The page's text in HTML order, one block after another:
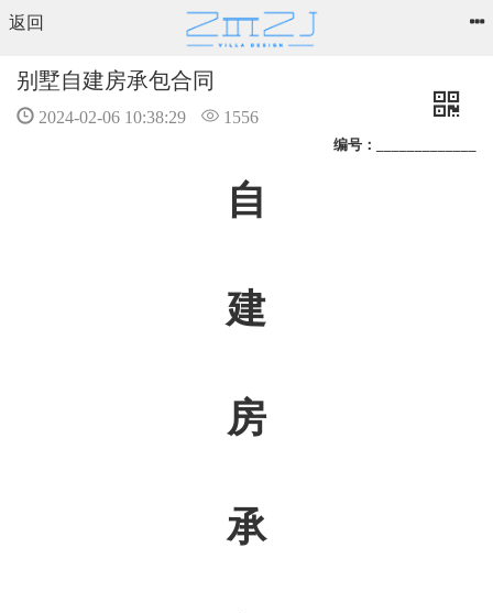
返回
别墅自建房承包合同
2024-02-06 10:38:29 1556
编号：_____________
自
建
房
承